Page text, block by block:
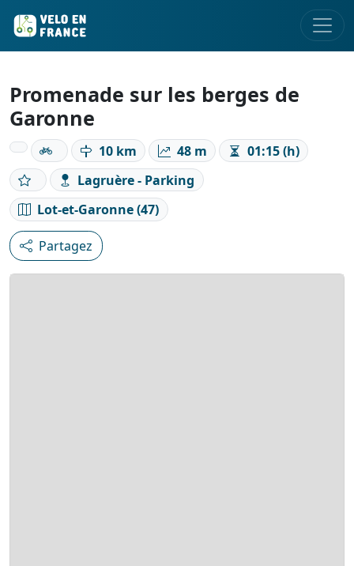
Promenade sur les berges de
Garonne
10 km 48 m
01:15 (h)
Lagruère - Parking
Lot-et-Garonne (47)
Partagez